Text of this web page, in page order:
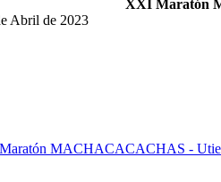
XXI Maratón
Abril de 2023
MACHACACACHAS -